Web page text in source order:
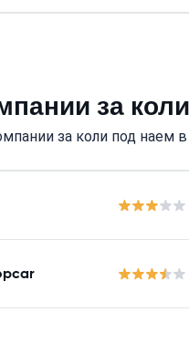
за
за коли под наем в